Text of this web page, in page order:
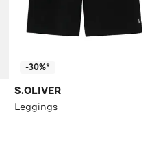
-30%*
S.OLIVER
Leggings